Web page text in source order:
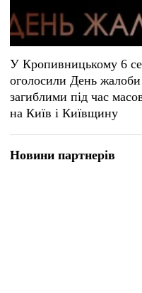
У Кропивницькому 6
оголосили День жалоби
загиблими під час
на Київ і Київщину
Новини партнерів